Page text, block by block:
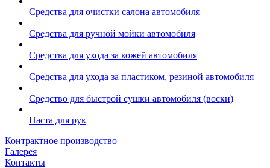
Средства для очистки салона автомобиля
Средства для ручной мойки автомобиля
Средства для ухода за кожей автомобиля
Средства для ухода за пластиком, резиной автомобиля
Средство для быстрой сушки автомобиля (воски)
Паста для рук
Контрактное производство
Галерея
Контакты